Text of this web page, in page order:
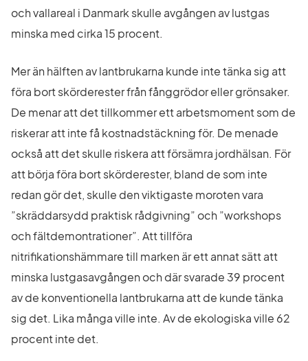
och vallareal i Danmark skulle avgången av lustgas
minska med cirka 15 procent.
Mer än hälften av lantbrukarna kunde inte tänka sig att
föra bort skörderester från fånggrödor eller grönsaker.
De menar att det tillkommer ett arbetsmoment som de
riskerar att inte få kostnadstäckning för. De menade
också att det skulle riskera att försämra jordhälsan. För
att börja föra bort skörderester, bland de som inte
redan gör det, skulle den viktigaste moroten vara
”skräddarsydd praktisk rådgivning” och ”workshops
och fältdemontrationer”. Att tillföra
nitrifikationshämmare till marken är ett annat sätt att
minska lustgasavgången och där svarade 39 procent
av de konventionella lantbrukarna att de kunde tänka
sig det. Lika många ville inte. Av de ekologiska ville 62
procent inte det.